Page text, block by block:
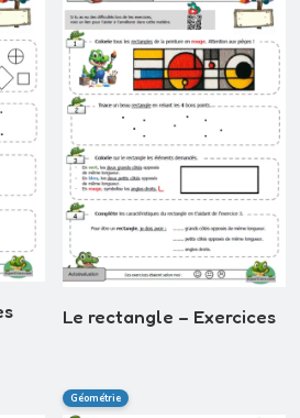
Le rectangle – Exercices
Géométrie